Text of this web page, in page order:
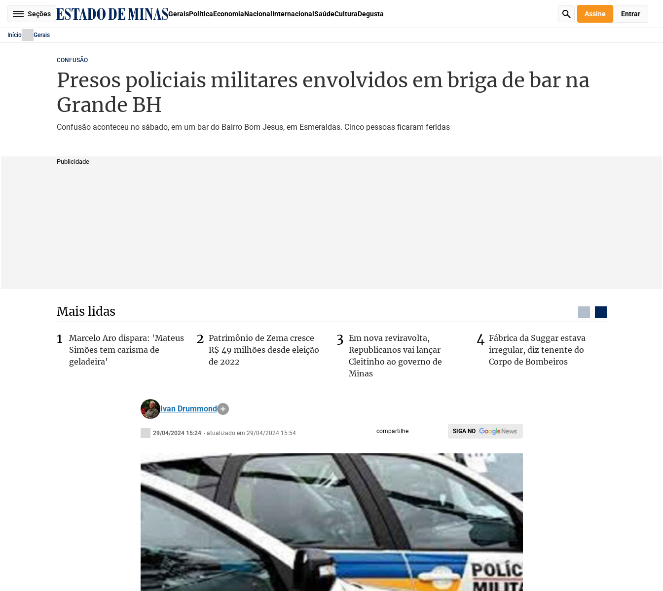
Seções GeraisPolíticaEconomiaNacional Internacional SaúdeCulturaDegusta Assine Entrar
Início Gerais
CONFUSÃO
Presos policiais militares envolvidos em briga de bar na
Grande BH
Confusão aconteceu no sábado, em um bar do Bairro Bom Jesus, em Esmeraldas. Cinco pessoas ficaram feridas
Publicidade
Mais lidas
Marcelo Aro dispara: 'Mateus
Simões tem carisma de
geladeira'
Patrimônio de Zema cresce
R$ 49 milhões desde eleição
de 2022
Em nova reviravolta,
Republicanos vai lançar
Cleitinho ao governo de
Minas
Fábrica da Suggar estava
irregular, diz tenente do
Corpo de Bombeiros
Ivan Drummond
29/04/2024 15:24 - atualizado em 29/04/2024 15:54 compartilhe SIGA NO